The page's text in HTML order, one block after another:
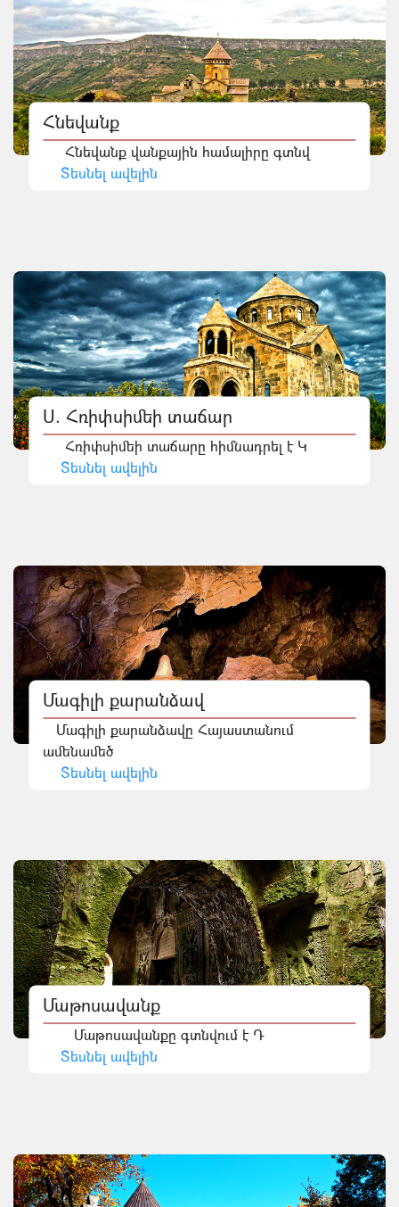
Հնեվանք
Հնեվանք վանքային համալիրը գտնվ
Տեսնել ավելին
Ս. Հռիփսիմեի տաճար
Հռիփսիմեի տաճարը հիմնադրել է Կ
Տեսնել ավելին
Մագիլի քարանձավ
Մագիլի քարանձավը Հայաստանում
ամենամեծ
Տեսնել ավելին
Մաթոսավանք
Մաթոսավանքը գտնվում է Դ
Տեսնել ավելին